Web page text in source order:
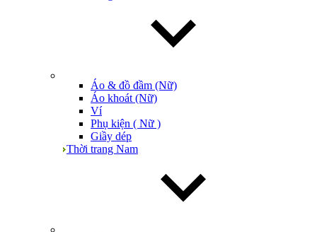
Áo & đồ đầm (Nữ)
Áo khoát (Nữ)
Ví
Phụ kiện ( Nữ )
Giầy dép
Thời trang Nam